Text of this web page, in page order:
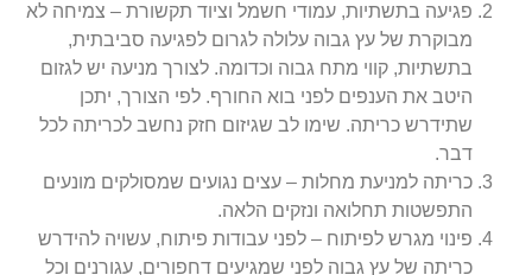
פגיעה בתשתיות, עמודי חשמל וציוד תקשורת – צמיחה לא
מבוקרת של עץ גבוה עלולה לגרום לפגיעה סביבתית,
בתשתיות, קווי מתח גבוה וכדומה. לצורך מניעה יש לגזום
היטב את הענפים לפני בוא החורף. לפי הצורך, יתכן
שתידרש כריתה. שימו לב שגיזום חזק נחשב לכריתה לכל
דבר.
כריתה למניעת מחלות – עצים נגועים שמסולקים מונעים
התפשטות תחלואה ונזקים הלאה.
פינוי מגרש לפיתוח – לפני עבודות פיתוח, עשויה להידרש
כריתה של עץ גבוה לפני שמגיעים דחפורים, עגורנים וכל